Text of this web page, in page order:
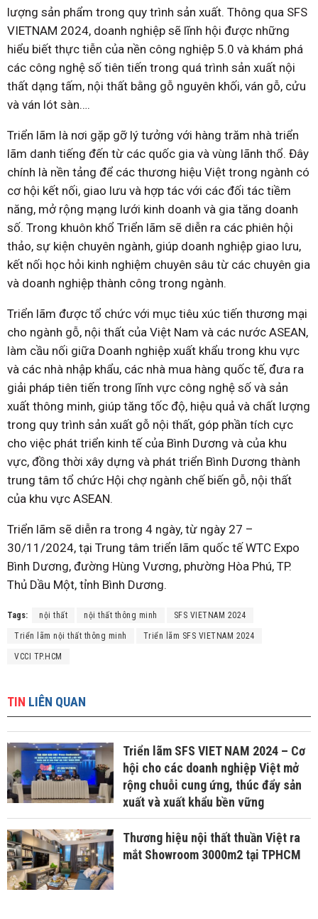
lượng sản phẩm trong quy trình sản xuất. Thông qua SFS
VIETNAM 2024, doanh nghiệp sẽ lĩnh hội được những
hiểu biết thực tiễn của nền công nghiệp 5.0 và khám phá
các công nghệ số tiên tiến trong quá trình sản xuất nội
thất dạng tấm, nội thất bằng gỗ nguyên khối, ván gỗ, cửu
và ván lót sàn….
Triển lãm là nơi gặp gỡ lý tưởng với hàng trăm nhà triển
lãm danh tiếng đến từ các quốc gia và vùng lãnh thổ. Đây
chính là nền tảng để các thương hiệu Việt trong ngành có
cơ hội kết nối, giao lưu và hợp tác với các đối tác tiềm
năng, mở rộng mạng lưới kinh doanh và gia tăng doanh
số. Trong khuôn khổ Triển lãm sẽ diễn ra các phiên hội
thảo, sự kiện chuyên ngành, giúp doanh nghiệp giao lưu,
kết nối học hỏi kinh nghiệm chuyên sâu từ các chuyên gia
và doanh nghiệp thành công trong ngành.
Triển lãm được tổ chức với mục tiêu xúc tiến thương mại
cho ngành gỗ, nội thất của Việt Nam và các nước ASEAN,
làm cầu nối giữa Doanh nghiệp xuất khẩu trong khu vực
và các nhà nhập khẩu, các nhà mua hàng quốc tế, đưa ra
giải pháp tiên tiến trong lĩnh vực công nghệ số và sản
xuất thông minh, giúp tăng tốc độ, hiệu quả và chất lượng
trong quy trình sản xuất gỗ nội thất, góp phần tích cực
cho việc phát triển kinh tế của Bình Dương và của khu
vực, đồng thời xây dựng và phát triển Bình Dương thành
trung tâm tổ chức Hội chợ ngành chế biến gỗ, nội thất
của khu vực ASEAN.
Triển lãm sẽ diễn ra trong 4 ngày, từ ngày 27 –
30/11/2024, tại Trung tâm triển lãm quốc tế WTC Expo
Bình Dương, đường Hùng Vương, phường Hòa Phú, TP.
Thủ Dầu Một, tỉnh Bình Dương.
Tags: nội thất nội thất thông minh SFS VIETNAM 2024
Triển lãm nội thất thông minh Triển lãm SFS VIETNAM 2024
VCCI TP.HCM
TIN LIÊN QUAN
Triển lãm SFS VIET NAM 2024 – Cơ
hội cho các doanh nghiệp Việt mở
rộng chuỗi cung ứng, thúc đẩy sản
xuất và xuất khẩu bền vững
Thương hiệu nội thất thuần Việt ra
mắt Showroom 3000m2 tại TPHCM